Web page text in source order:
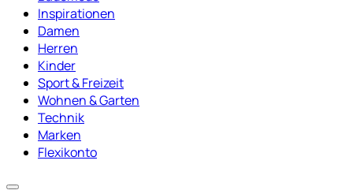
Inspirationen
Damen
Herren
Kinder
Sport & Freizeit
Wohnen & Garten
Technik
Marken
Flexikonto